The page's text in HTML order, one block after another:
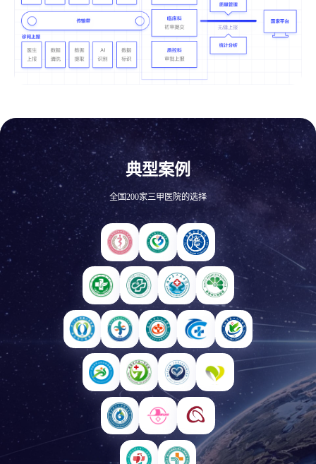
典型案例
全国200家三甲医院的选择